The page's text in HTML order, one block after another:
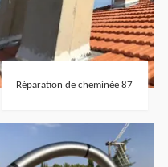
Réparation de cheminée 87